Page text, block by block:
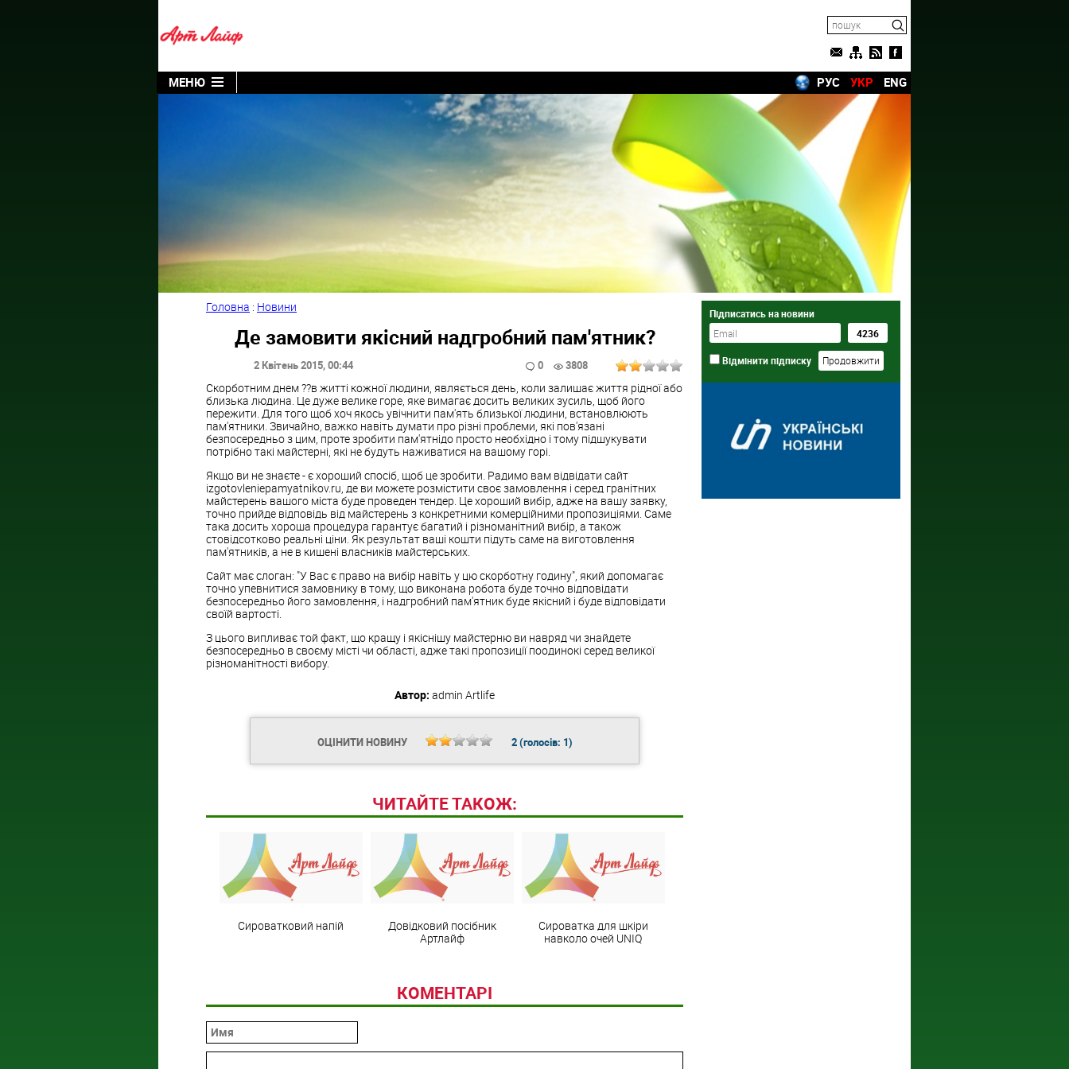
МЕНЮ РУС УКР ENG
Головна : Новини
Де замовити якісний надгробний пам'ятник?
2 Квітень 2015, 00:44 0 3808
Скорботним днем ??в житті кожної людини, являється день, коли залишає життя рідної або
близька людина. Це дуже велике горе, яке вимагає досить великих зусиль, щоб його
пережити. Для того щоб хоч якось увічнити пам'ять близької людини, встановлюють
пам'ятники. Звичайно, важко навіть думати про різні проблеми, які пов'язані
безпосередньо з цим, проте зробити пам'ятнідо просто необхідно і тому підшукувати
потрібно такі майстерні, які не будуть наживатися на вашому горі.
Якщо ви не знаєте - є хороший спосіб, щоб це зробити. Радимо вам відвідати сайт
izgotovleniepamyatnikov.ru, де ви можете розмістити своє замовлення і серед гранітних
майстерень вашого міста буде проведен тендер. Це хороший вибір, адже на вашу заявку,
точно прийде відповідь від майстерень з конкретними комерційними пропозиціями. Саме
така досить хороша процедура гарантує багатий і різноманітний вибір, а також
стовідсотково реальні ціни. Як результат ваші кошти підуть саме на виготовлення
пам'ятників, а не в кишені власників майстерських.
Сайт має слоган: "У Вас є право на вибір навіть у цю скорботну годину", який допомагає
точно упевнитися замовнику в тому, що виконана робота буде точно відповідати
безпосередньо його замовлення, і надгробний пам'ятник буде якісний і буде відповідати
своїй вартості.
З цього випливає той факт, що кращу і якіснішу майстерню ви навряд чи знайдете
безпосередньо в своєму місті чи області, адже такі пропозиції поодинокі серед великої
різноманітності вибору.
Автор: admin Artlife
ОЦІНИТИ НОВИНУ 2(голосів: 1)
ЧИТАЙТЕ ТАКОЖ:
Сироватковий напій
Довідковий посібник
Артлайф
Сироватка для шкіри
навколо очей UNIQ
КОМЕНТАРІ
Підписатись на новини
Відмінити підписку